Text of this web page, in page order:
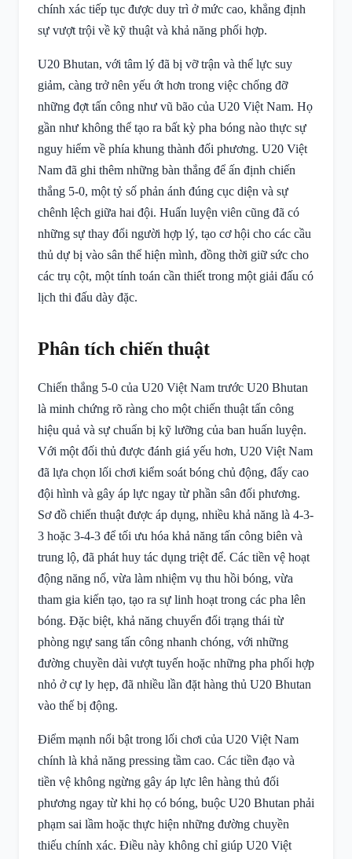
chính xác tiếp tục được duy trì ở mức cao, khẳng định
sự vượt trội về kỹ thuật và khả năng phối hợp.
U20 Bhutan, với tâm lý đã bị vỡ trận và thể lực suy
giảm, càng trở nên yếu ớt hơn trong việc chống đỡ
những đợt tấn công như vũ bão của U20 Việt Nam. Họ
gần như không thể tạo ra bất kỳ pha bóng nào thực sự
nguy hiểm về phía khung thành đối phương. U20 Việt
Nam đã ghi thêm những bàn thắng để ấn định chiến
thắng 5-0, một tỷ số phản ánh đúng cục diện và sự
chênh lệch giữa hai đội. Huấn luyện viên cũng đã có
những sự thay đổi người hợp lý, tạo cơ hội cho các cầu
thủ dự bị vào sân thể hiện mình, đồng thời giữ sức cho
các trụ cột, một tính toán cần thiết trong một giải đấu có
lịch thi đấu dày đặc.
Phân tích chiến thuật
Chiến thắng 5-0 của U20 Việt Nam trước U20 Bhutan
là minh chứng rõ ràng cho một chiến thuật tấn công
hiệu quả và sự chuẩn bị kỹ lưỡng của ban huấn luyện.
Với một đối thủ được đánh giá yếu hơn, U20 Việt Nam
đã lựa chọn lối chơi kiểm soát bóng chủ động, đẩy cao
đội hình và gây áp lực ngay từ phần sân đối phương.
Sơ đồ chiến thuật được áp dụng, nhiều khả năng là 4-3-
3 hoặc 3-4-3 để tối ưu hóa khả năng tấn công biên và
trung lộ, đã phát huy tác dụng triệt để. Các tiền vệ hoạt
động năng nổ, vừa làm nhiệm vụ thu hồi bóng, vừa
tham gia kiến tạo, tạo ra sự linh hoạt trong các pha lên
bóng. Đặc biệt, khả năng chuyển đổi trạng thái từ
phòng ngự sang tấn công nhanh chóng, với những
đường chuyền dài vượt tuyến hoặc những pha phối hợp
nhỏ ở cự ly hẹp, đã nhiều lần đặt hàng thủ U20 Bhutan
vào thế bị động.
Điểm mạnh nổi bật trong lối chơi của U20 Việt Nam
chính là khả năng pressing tầm cao. Các tiền đạo và
tiền vệ không ngừng gây áp lực lên hàng thủ đối
phương ngay từ khi họ có bóng, buộc U20 Bhutan phải
phạm sai lầm hoặc thực hiện những đường chuyền
thiếu chính xác. Điều này không chỉ giúp U20 Việt